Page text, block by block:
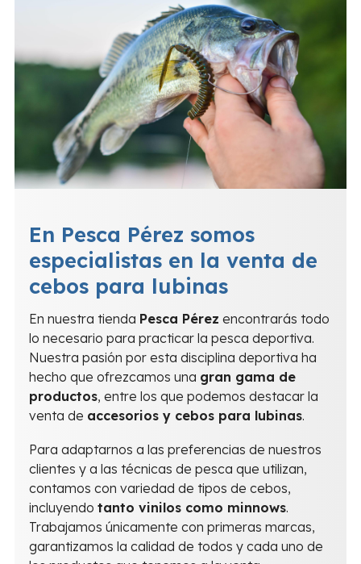
En Pesca Pérez somos
especialistas en la venta de
cebos para lubinas
En nuestra tienda Pesca Pérez encontrarás todo
lo necesario para practicar la pesca deportiva.
Nuestra pasión por esta disciplina deportiva ha
hecho que ofrezcamos una gran gama de
productos, entre los que podemos destacar la
venta de accesorios y cebos para lubinas.
Para adaptarnos a las preferencias de nuestros
clientes y a las técnicas de pesca que utilizan,
contamos con variedad de tipos de cebos,
incluyendo tanto vinilos como minnows.
Trabajamos únicamente con primeras marcas,
garantizamos la calidad de todos y cada uno de